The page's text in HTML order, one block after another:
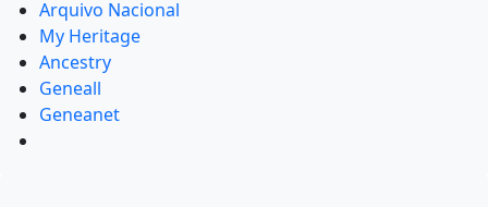
Arquivo Nacional
My Heritage
Ancestry
Geneall
Geneanet